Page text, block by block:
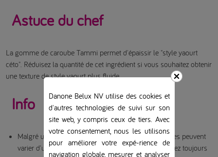
Astuce du chef
La gomme de caroube Tammi permet d'épaissir le "style yaourt
céto". Réduisez la quantité de cet ingrédient si vous souhaitez obtenir
une texture de style yaourt plus fluide.
Info
Malgré un calcul minutieux, les valeurs nutritionnelles peuvent
varier d'un produit à l'autre. Par conséquent, consultez toujours
Danone Belux NV utilise des cookies et
d'autres technologies de suivi sur son
site web, y compris ceux de tiers. Avec
votre consentement, nous les utilisons
pour améliorer votre expé-rience de
navigation globale, mesurer et analyser